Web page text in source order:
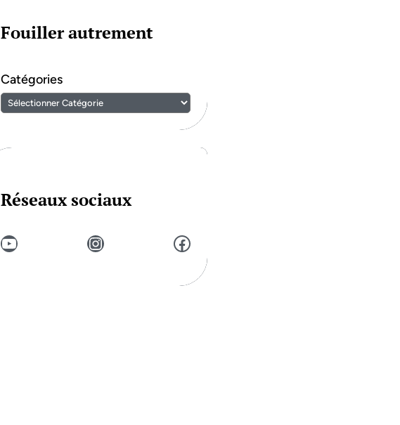
Fouiller autrement
Catégories
Réseaux sociaux
YouTube Instagram Facebook